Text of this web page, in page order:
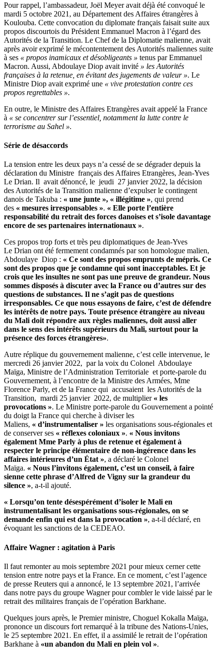
Pour rappel, l’ambassadeur, Joël Meyer avait déjà été convoqué le
mardi 5 octobre 2021, au Département des Affaires étrangères à
Koulouba. Cette convocation du diplomate français faisait suite aux
propos discourtois du Président Emmanuel Macron à l’égard des
Autorités de la Transition. Le Chef de la Diplomatie malienne, avait
après avoir exprimé le mécontentement des Autorités maliennes suite
à ses « propos inamicaux et désobligeants » tenus par Emmanuel
Macron. Aussi, Abdoulaye Diop avait invité » les Autorités
françaises à la retenue, en évitant des jugements de valeur ». Le
Ministre Diop avait exprimé une « vive protestation contre ces
propos regrettables ».
En outre, le Ministre des Affaires Etrangères avait appelé la France
à « se concentrer sur l’essentiel, notamment la lutte contre le
terrorisme au Sahel ».
Série de désaccords
La tension entre les deux pays n’a cessé de se dégrader depuis la
déclaration du Ministre français des Affaires Etrangères, Jean-Yves
Le Drian. Il avait dénoncé, le jeudi 27 janvier 2022, la décision
des Autorités de la Transition malienne d’expulser le contingent
danois de Takuba : « une junte », « illégitime », qui prend
des « mesures irresponsables ». « Elle porte l’entière
responsabilité du retrait des forces danoises et s’isole davantage
encore de ses partenaires internationaux ».
Ces propos trop forts et très peu diplomatiques de Jean-Yves
Le Drian ont été fermement condamnés par son homologue malien,
Abdoulaye Diop : « Ce sont des propos emprunts de mépris. Ce
sont des propos que je condamne qui sont inacceptables. Et je
crois que les insultes ne sont pas une preuve de grandeur. Nous
sommes disposés à discuter avec la France ou d’autres sur des
questions de substances. Il ne s’agit pas de questions
irresponsables. Ce que nous essayons de faire, c’est de défendre
les intérêts de notre pays. Toute présence étrangère au niveau
du Mali doit répondre aux règles maliennes, doit aussi aller
dans le sens des intérêts supérieurs du Mali, surtout pour la
présence des forces étrangères».
Autre réplique du gouvernement malienne, c’est celle intervenue, le
mercredi 26 janvier 2022, par la voix du Colonel Abdoulaye
Maïga, Ministre de l’Administration Territoriale et porte-parole du
Gouvernement, à l’encontre de la Ministre des Armées, Mme
Florence Parly, et de la France qui accusaient les Autorités de la
Transition, mardi 25 janvier 2022, de multiplier « les
provocations ». Le Ministre porte-parole du Gouvernement a pointé
du doigt la France qui cherche à diviser les
Maliens, « d’instrumentaliser » les organisations sous-régionales et
de conserver ses « réflexes coloniaux ». « Nous invitons
également Mme Parly à plus de retenue et également à
respecter le principe élémentaire de non-ingérence dans les
affaires intérieures d’un État », a déclaré le Colonel
Maïga. « Nous l’invitons également, c’est un conseil, à faire
sienne cette phrase d’Alfred de Vigny sur la grandeur du
silence », a-t-il ajouté.
« Lorsqu’on tente désespérément d’isoler le Mali en
instrumentalisant les organisations sous-régionales, on se
demande enfin qui est dans la provocation », a-t-il déclaré, en
évoquant les sanctions de la CEDEAO.
Affaire Wagner : agitation à Paris
Il faut remonter au mois septembre 2021 pour mieux cerner cette
tension entre notre pays et la France. En ce moment, c’est l’agence
de presse Reuters qui a annoncé, le 13 septembre 2021, l’arrivée
dans notre pays du groupe Wagner pour combler le vide laissé par le
retrait des militaires français de l’opération Barkhane.
Quelques jours après, le Premier ministre, Choguel Kokalla Maïga,
prononce un discours fort remarqué à la tribune des Nations-Unies,
le 25 septembre 2021. En effet, il a assimilé le retrait de l’opération
Barkhane à «un abandon du Mali en plein vol ».